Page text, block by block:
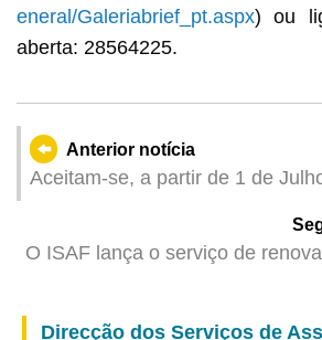
eneral/Galeriabrief_pt.aspx) ou
aberta: 28564225.
Anterior notícia
Aceitam-se, a partir de 1 de
rendimentos do trabalho para
portadores de deficiência” do
O ISAF lança o serviço de